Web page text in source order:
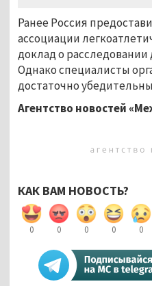
Ранее Россия
ассоциации
доклад о расследовании
Однако специалисты
достаточно
Агентство новостей
КАК ВАМ НОВОСТЬ?
0 0 0 0 0